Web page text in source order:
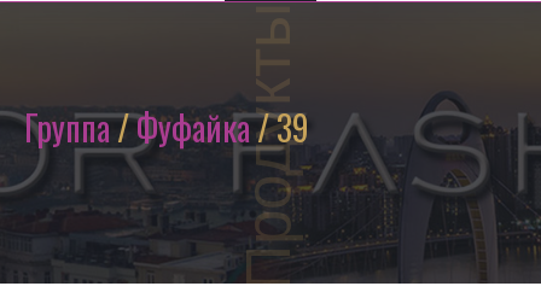
Продукты
Группа/Фуфайка/ 39